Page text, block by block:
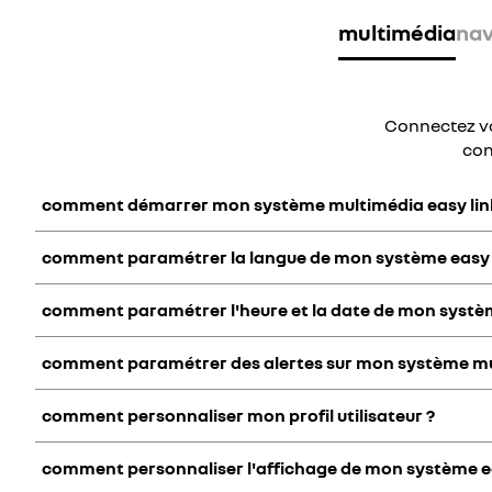
multimédia
Connectez
comment démarrer mon système multimédia easy
Vous vous apprêtez à utiliser votre système easy link pour
Vous serez automatiquement guidé dans les premières
comment paramétrer la langue de mon système easy
Ouvrez le menu principal, puis les paramètres système et
comment paramétrer l'heure et la date de mon
Ouvrez le menu principal, puis les paramètres système et
comment paramétrer des alertes sur mon système
Gérez vos notifications et alertes simplement ! Cliquez sur
comment personnaliser mon profil utilisateur ?
Pour personnaliser votre profil utilisateur, rendez-vous dans
comment personnaliser l'affichage de mon système